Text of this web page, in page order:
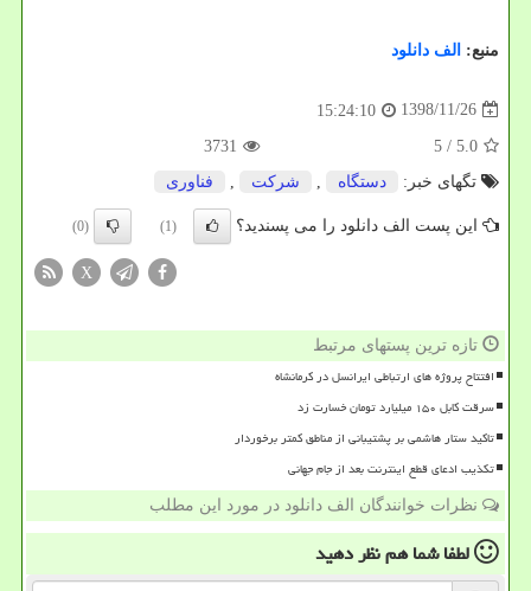
منبع: الف دانلود
1398/11/26
15:24:10
5.0
/ 5
3731
تگهای خبر:
دستگاه شركت فناوری
این پست الف دانلود را می پسندید؟ (1)
(0)
X
تازه ترین پستهای مرتبط
افتتاح پروژه های ارتباطی ایرانسل در کرمانشاه
سرقت کابل ۱۵۰ میلیارد تومان خسارت زد
تاکید ستار هاشمی بر پشتیبانی از مناطق کمتر برخوردار
تکذیب ادعای قطع اینترنت بعد از جام جهانی
نظرات خوانندگان الف دانلود در مورد این مطلب
لطفا شما همنظر دهید